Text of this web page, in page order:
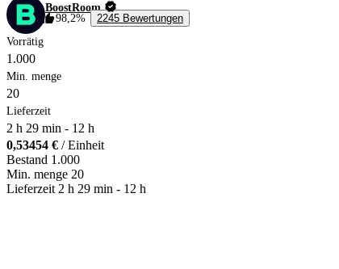
BoostRoom
98,2%
2245 Bewertungen
Vorrätig
1.000
Min. menge
20
Lieferzeit
2 h 29 min - 12 h
0,53454 € / Einheit
Bestand 1.000
Min. menge 20
Lieferzeit 2 h 29 min - 12 h